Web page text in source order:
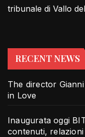
tribunale di Vallo
RECENT NEWS
The director
in Love
Inaugurata oggi
contenuti, relazioni